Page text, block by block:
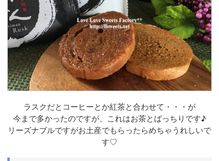
ラスクだとコーヒーとか紅茶と合わせて・・・が
今まで多かったのですが、これはお茶とばっちりです♪
リーズナブルですがお土産でもらったらめちゃうれしいで
す♡